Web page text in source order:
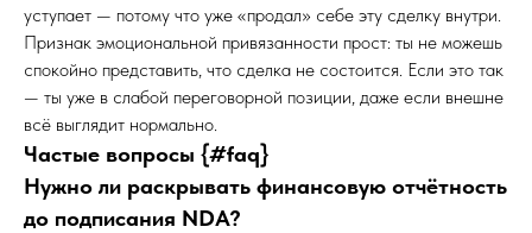
уступает — потому что уже «продал» себе эту сделку внутри.
Признак эмоциональной привязанности прост: ты не можешь
спокойно представить, что сделка не состоится. Если это так
— ты уже в слабой переговорной позиции, даже если внешне
всё выглядит нормально.
Частые вопросы {#faq}
Нужно ли раскрывать финансовую отчётность
до подписания NDA?